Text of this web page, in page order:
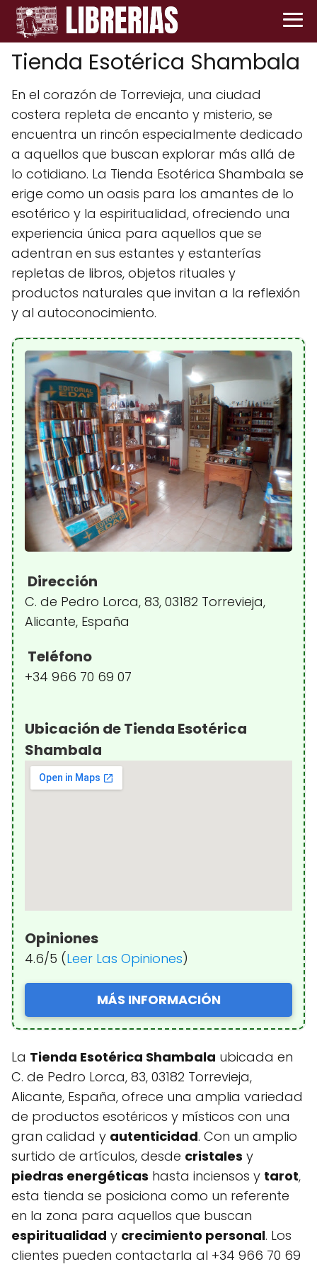
Tienda Esotérica Shambala
En el corazón de Torrevieja, una ciudad
costera repleta de encanto y misterio, se
encuentra un rincón especialmente dedicado
a aquellos que buscan explorar más allá de
lo cotidiano. La Tienda Esotérica Shambala se
erige como un oasis para los amantes de lo
esotérico y la espiritualidad, ofreciendo una
experiencia única para aquellos que se
adentran en sus estantes y estanterías
repletas de libros, objetos rituales y
productos naturales que invitan a la reflexión
y al autoconocimiento.
Dirección
C. de Pedro Lorca, 83, 03182 Torrevieja,
Alicante, España
Teléfono
+34 966 70 69 07
Ubicación de Tienda Esotérica
Shambala
Opiniones
4.6/5 (Leer Las Opiniones)
MÁS INFORMACIÓN
La Tienda Esotérica Shambala ubicada en
C. de Pedro Lorca, 83, 03182 Torrevieja,
Alicante, España, ofrece una amplia variedad
de productos esotéricos y místicos con una
gran calidad y autenticidad. Con un amplio
surtido de artículos, desde cristales y
piedras energéticas hasta inciensos y tarot,
esta tienda se posiciona como un referente
en la zona para aquellos que buscan
espiritualidad y crecimiento personal. Los
clientes pueden contactarla al +34 966 70 69